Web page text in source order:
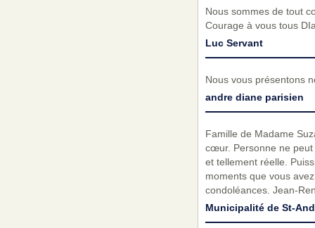
Nous sommes de tout
Courage à vous tous
Luc Servant
Nous vous présentons
andre diane parisien
Famille de Madame
cœur. Personne ne peut
et tellement réelle.
moments que vous
condoléances. Jean-
Municipalité de St-